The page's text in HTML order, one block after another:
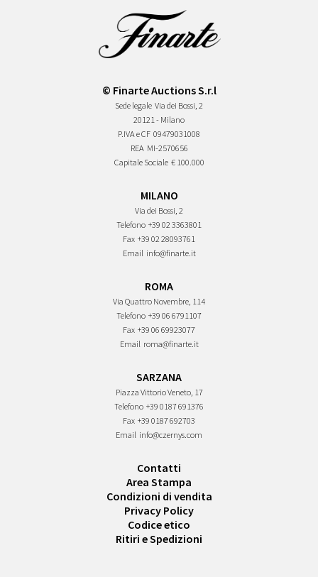
© Finarte Auctions S.r.l
Sede legale Via dei Bossi, 2
20121 - Milano
P.IVA e CF 09479031008
REA MI-2570656
Capitale Sociale € 100.000
MILANO
Via dei Bossi, 2
Telefono +39 02 3363801
Fax +39 02 28093761
Email info@finarte.it
ROMA
Via Quattro Novembre, 114
Telefono +39 06 6791107
Fax +39 06 69923077
Email roma@finarte.it
SARZANA
Piazza Vittorio Veneto, 17
Telefono +39 0187 691376
Fax +39 0187 692703
Email info@czernys.com
Contatti
Area Stampa
Condizioni di vendita
Privacy Policy
Codice etico
Ritiri e Spedizioni